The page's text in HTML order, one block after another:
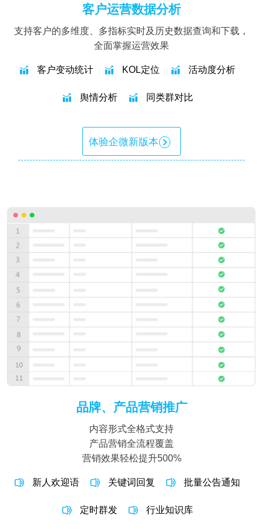
客户运营数据分析
支持客户的多维度、多指标实时及历史数据查询和下载，
全面掌握运营效果
客户变动统计 KOL定位 活动度分析
舆情分析 同类群对比
体验企微新版本
品牌、产品营销推广
内容形式全格式支持
产品营销全流程覆盖
营销效果轻松提升500%
新人欢迎语 关键词回复 批量公告通知
定时群发 行业知识库